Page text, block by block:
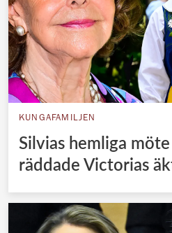
KUNGAFAMILJEN
Silvias hemliga
räddade Victorias